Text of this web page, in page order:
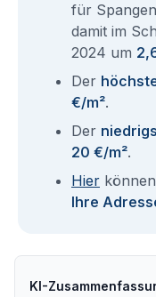
für
damit im
2024 um
Der
€/m².
Der
20 €/m².
Hier
Ihre
KI-